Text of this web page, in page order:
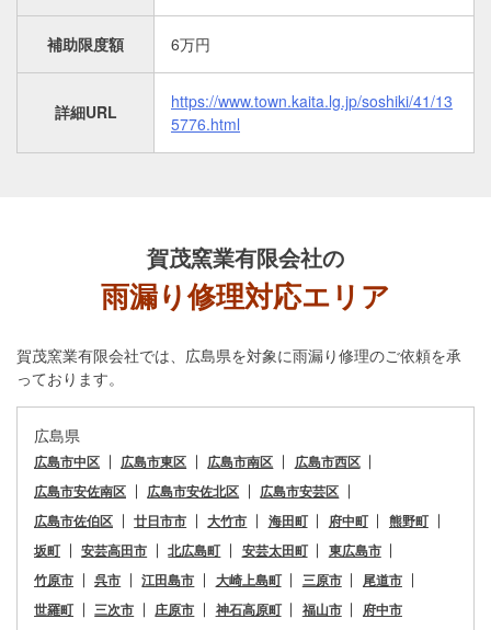
補助限度額 6万円
詳細URL
https://www.town.kaita.lg.jp/soshiki/41/13
5776.html
賀茂窯業有限会社の
雨漏り修理対応エリア
賀茂窯業有限会社では、広島県を対象に雨漏り修理のご依頼を承
っております。
広島県
広島市中区 広島市東区 広島市南区
広島市西区
広島市安佐南区
広島市安佐北区
広島市安芸区
広島市佐伯区
廿日市市 大竹市 海田町 府中町
熊野町
坂町
安芸高田市 北広島町 安芸太田町
東広島市
竹原市
呉市 江田島市 大崎上島町 三原市
尾道市
世羅町
三次市 庄原市 神石高原町 福山市 府中市